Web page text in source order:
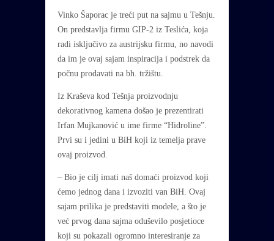
Vinko Šaporac je treći put na sajmu u Tešnju.
On predstavlja firmu GIP-2 iz Teslića, koja
radi isključivo za austrijsku firmu, no navodi
da im je ovaj sajam inspiracija i podstrek da
počnu prodavati na bh. tržištu.
Iz Kraševa kod Tešnja proizvodnju
dekorativnog kamena došao je prezentirati
Irfan Mujkanović u ime firme “Hidroline”.
Prvi su i jedini u BiH koji iz temelja prave
ovaj proizvod.
– Bio je cilj imati naš domaći proizvod koji
ćemo jednog dana i izvoziti van BiH. Ovaj
sajam prilika je predstaviti modele, a što je
već prvog dana sajma oduševilo posjetioce
koji su pokazali ogromno interesiranje za